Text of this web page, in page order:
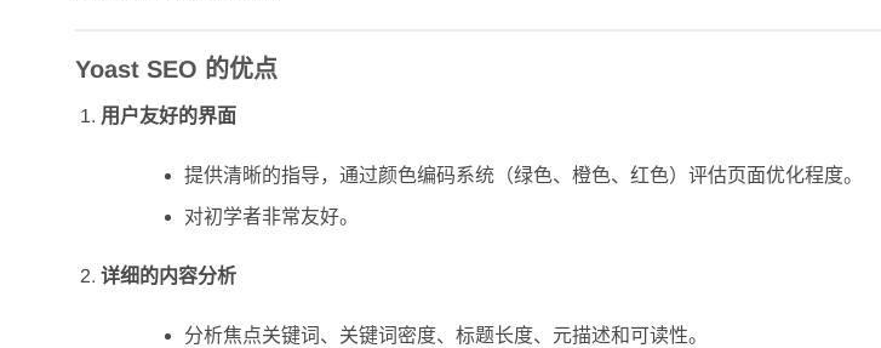
Yoast SEO 的优点
用户友好的界面
提供清晰的指导，通过颜色编码系统（绿色、橙色、红色）评估页面优化程度。
对初学者非常友好。
详细的内容分析
分析焦点关键词、关键词密度、标题长度、元描述和可读性。